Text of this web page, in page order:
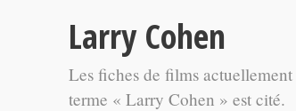
Larry Cohen
Les fiches de films
terme « Larry Cohen » est cité.